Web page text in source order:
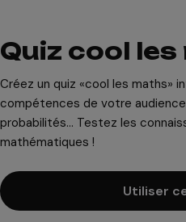
Quiz cool
Créez un quiz «cool les maths»
compétences de votre
probabilités... Testez les
mathématiques !
Utiliser